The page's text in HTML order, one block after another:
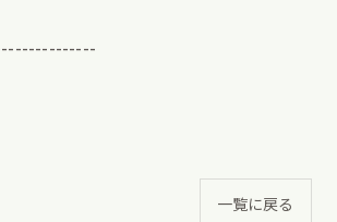
一覧に戻る